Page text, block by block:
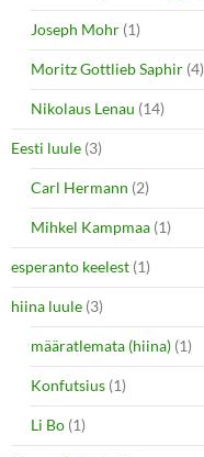
Joseph Mohr (1)
Moritz Gottlieb Saphir (4)
Nikolaus Lenau (14)
Eesti luule (3)
Carl Hermann (2)
Mihkel Kampmaa (1)
esperanto keelest (1)
hiina luule (3)
määratlemata (hiina) (1)
Konfutsius (1)
Li Bo (1)